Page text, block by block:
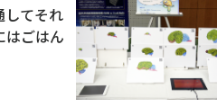
てそれ
はごはん